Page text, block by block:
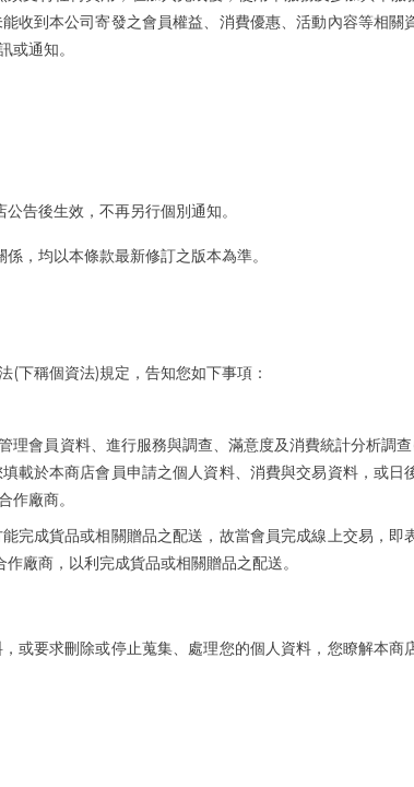
到本公司寄發之會員權益、消費優惠、活動內容等相關
或通知。
告後生效，不再另行個別通知。
，均以本條款最新修訂之版本為準。
(下稱個資法)規定，告知您如下事項：
理會員資料、進行服務與調查、滿意度及消費統計分析調查
載於本商店會員申請之個人資料、消費與交易資料，或日
作廠商。
完成貨品或相關贈品之配送，故當會員完成線上交易，即
廠商，以利完成貨品或相關贈品之配送。
或要求刪除或停止蒐集、處理您的個人資料，您瞭解本商